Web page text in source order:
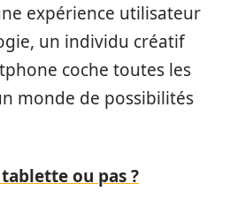
expérience utilisateur
un individu créatif
coche toutes les
monde de possibilités
ou pas ?